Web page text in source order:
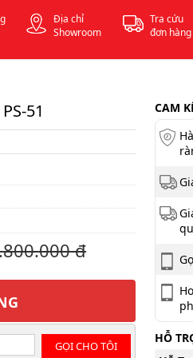
Địa chỉ
Showroom
Tra cứu
đơn hàng
51
đ
GỌI CHO TÔI
CAM
HỖ